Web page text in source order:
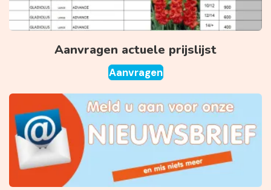
Aanvragen actuele prijslijst
Aanvragen